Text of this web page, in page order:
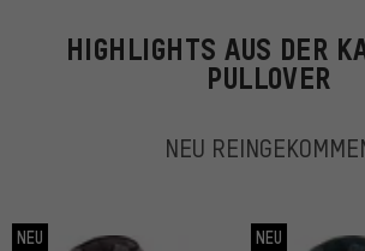
HIGHLIGHTS AUS DER
PULLOVER
NEU
NEU NEU